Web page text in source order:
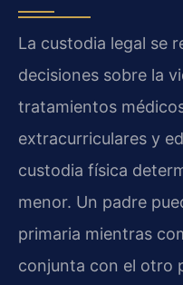
La custodia legal se
decisiones sobre la
tratamientos
extracurriculares y
custodia física
menor. Un padre
primaria mientras
conjunta con el otro